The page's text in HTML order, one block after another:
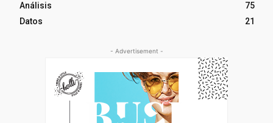
Análisis
75
Datos
21
- Advertisement -